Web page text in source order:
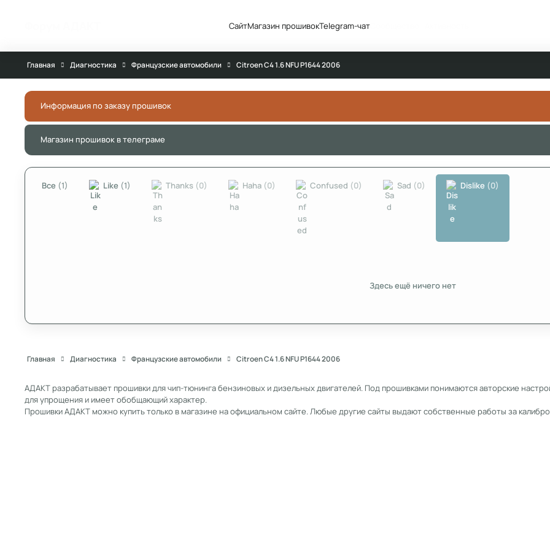
СайтМагазин прошивокTelegram-чатСообщество
Главная Диагностика Французские автомобили Citroen C4 1.6 NFU P1644 2006
Информация по заказу прошивок
Магазин прошивок в телеграме
Все (1) Like (1) Thanks (0) Haha (0) Confused (0) Sad (0) Dislike (0)
Здесь ещё ничего нет
Главная Диагностика Французские автомобили Citroen C4 1.6 NFU P1644 2006
АДАКТ разрабатывает прошивки для чип-тюнинга бензиновых и дизельных двигателей. Под прошивками понимаются авторские
для упрощения и имеет обобщающий характер.
Прошивки АДАКТ можно купить только в магазине на официальном сайте. Любые другие сайты выдают собственные работы за